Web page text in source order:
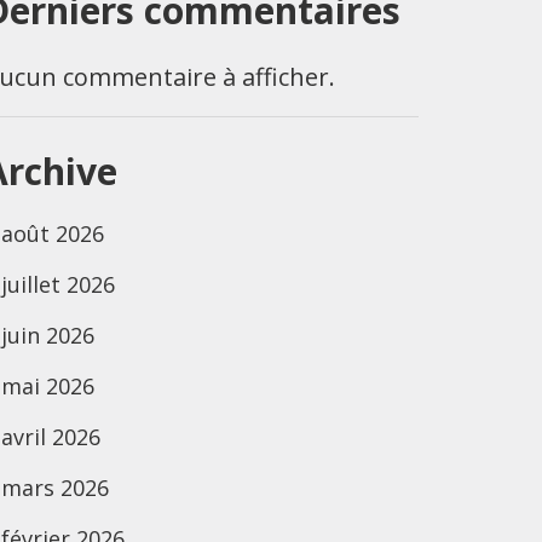
commentaires
commentaire à afficher.
août 2026
juillet 2026
juin 2026
mai 2026
avril 2026
mars 2026